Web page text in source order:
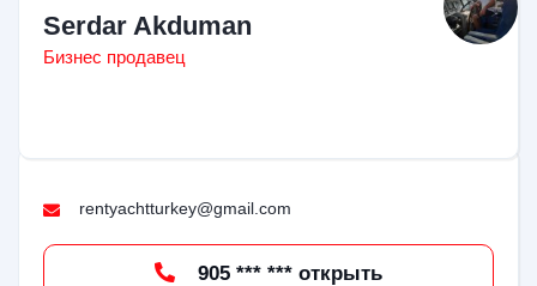
Serdar Akduman
Бизнес продавец
rentyachtturkey@gmail.com
905 *** *** открыть